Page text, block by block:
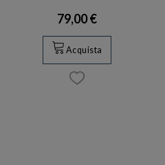
79,00 €
Acquista